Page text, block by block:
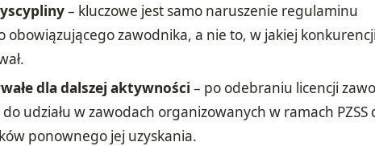
– kluczowe jest samo naruszenie regulaminu
zawodnika, a nie to, w jakiej
dla dalszej aktywności – po odebraniu licencji
udziału w zawodach organizowanych w ramach PZSS
ponownego jej uzyskania.